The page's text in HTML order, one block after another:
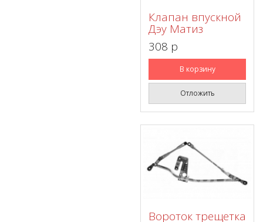
Клапан впускной
Дэу Матиз
308 p
В корзину
Отложить
Вороток трещетка